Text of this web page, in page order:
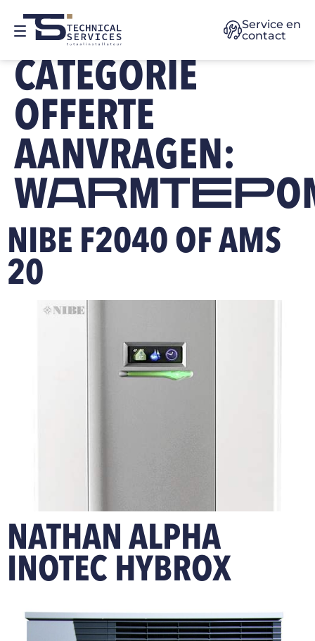
Service en
contact
CATEGORIE
OFFERTE
AANVRAGEN:
NIBE F2040 OF AMS
20
NATHAN ALPHA
INOTEC HYBROX